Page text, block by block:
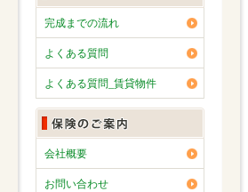
完成までの流れ
よくある質問
よくある質問_賃貸物件
会社概要
お問い合わせ